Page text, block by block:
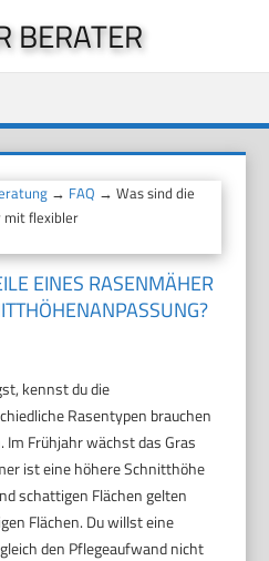
BERATER
→ FAQ → Was sind die
mit flexibler
EINES RASENMÄHER
kennst du die
Rasentypen brauchen
Frühjahr wächst das Gras
ist eine höhere Schnitthöhe
schattigen Flächen gelten
Flächen. Du willst eine
den Pflegeaufwand nicht